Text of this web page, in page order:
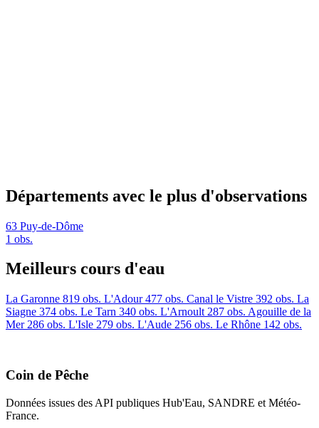
Départements avec le plus d'observations
63 Puy-de-Dôme
1 obs.
Meilleurs cours d'eau
La Garonne 819 obs. L'Adour 477 obs. Canal le Vistre 392 obs. La
Siagne 374 obs. Le Tarn 340 obs. L'Arnoult 287 obs. Agouille de la
Mer 286 obs. L'Isle 279 obs. L'Aude 256 obs. Le Rhône 142 obs.
Coin de Pêche
Données issues des API publiques Hub'Eau, SANDRE et Météo-
France.